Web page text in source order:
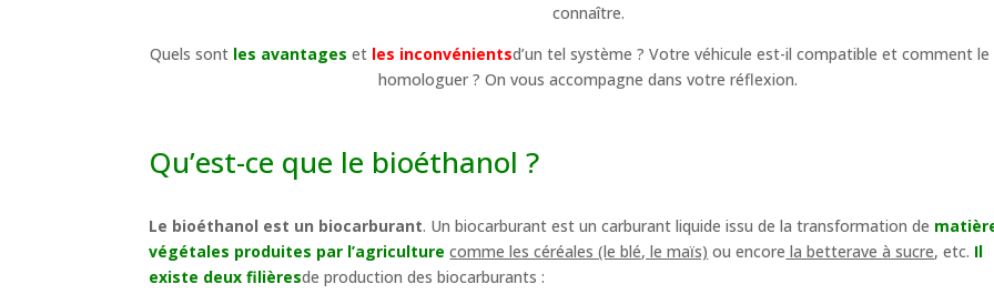
connaître.
Quels sont les avantages et les inconvénientsd’un tel système ? Votre véhicule est-il compatible et comment le
homologuer ? On vous accompagne dans votre réflexion.
Qu’est-ce que le bioéthanol ?
Le bioéthanol est un biocarburant. Un biocarburant est un carburant liquide issu de la transformation de
végétales produites par l’agriculture comme les céréales (le blé, le maïs) ou encore la betterave à sucre, etc. Il
existe deux filièresde production des biocarburants :